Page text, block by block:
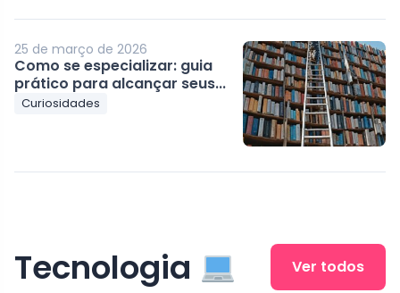
25 de março de 2026
Como se especializar: guia
prático para alcançar seus...
Curiosidades
Tecnologia Ver todos